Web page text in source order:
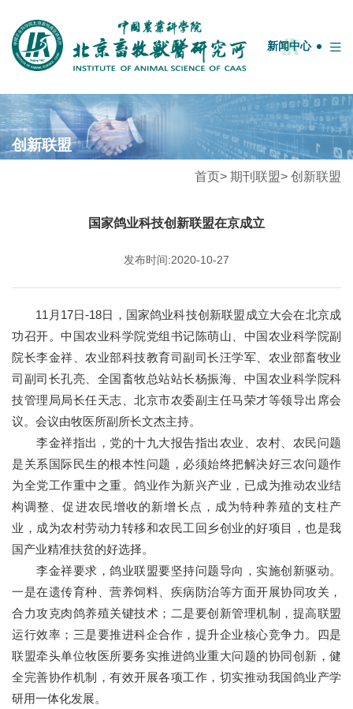
首页
牧医概况
期刊联盟
研究生教育
党群工作
新闻中心
创新联盟
首页> 期刊联盟> 创新联盟
国家鸽业科技创新联盟在京成立
发布时间:2020-10-27
11月17日-18日，国家鸽业科技创新联盟成立大会在北京成
功召开。中国农业科学院党组书记陈萌山、中国农业科学院副
院长李金祥、农业部科技教育司副司长汪学军、农业部畜牧业
司副司长孔亮、全国畜牧总站站长杨振海、中国农业科学院科
技管理局局长任天志、北京市农委副主任马荣才等领导出席会
议。会议由牧医所副所长文杰主持。
李金祥指出，党的十九大报告指出农业、农村、农民问题
是关系国际民生的根本性问题，必须始终把解决好三农问题作
为全党工作重中之重。鸽业作为新兴产业，已成为推动农业结
构调整、促进农民增收的新增长点，成为特种养殖的支柱产
业，成为农村劳动力转移和农民工回乡创业的好项目，也是我
国产业精准扶贫的好选择。
李金祥要求，鸽业联盟要坚持问题导向，实施创新驱动。
一是在遗传育种、营养饲料、疾病防治等方面开展协同攻关，
合力攻克肉鸽养殖关键技术；二是要创新管理机制，提高联盟
运行效率；三是要推进科企合作，提升企业核心竞争力。四是
联盟牵头单位牧医所要务实推进鸽业重大问题的协同创新，健
全完善协作机制，有效开展各项工作，切实推动我国鸽业产学
研用一体化发展。